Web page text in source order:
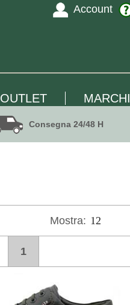
Account
OUTLET MARCHI
Consegna 24/48 H
Mostra:
1